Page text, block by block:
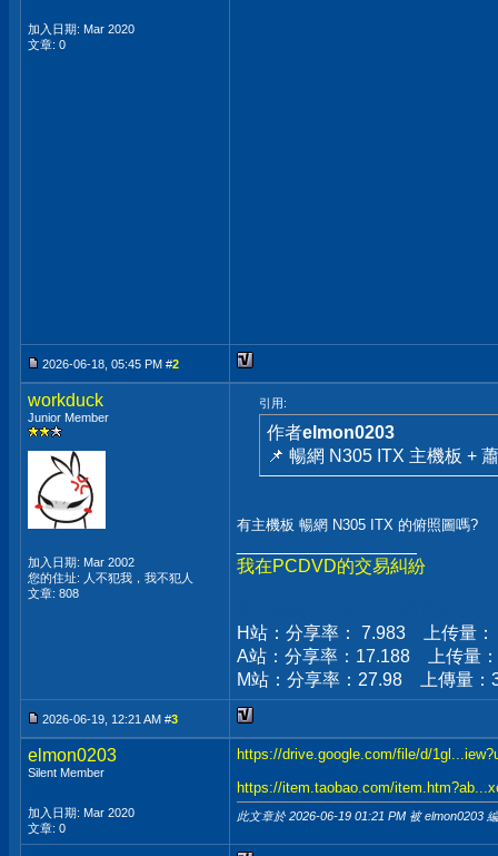
加入日期: Mar 2020
文章: 0
2026-06-18, 05:45 PM #2
workduck
Junior Member
加入日期: Mar 2002
您的住址: 人不犯我，我不犯人
文章: 808
引用:
作者elmon0203
📌 暢網 N305 ITX 主機板 +
有主機板 暢網 N305 ITX 的俯照圖嗎?
我在PCDVD的交易糾紛
H站：分享率： 7.983 上传量
A站：分享率：17.188 上传量
M站：分享率：27.98 上傳量
2026-06-19, 12:21 AM #3
elmon0203
Silent Member
加入日期: Mar 2020
文章: 0
https://drive.google.com/file/d/
https://item.taobao.com/
此文章於 2026-06-19 01:21 PM 被 elmon0203